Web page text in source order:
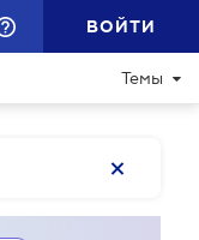
ВОЙТИ
Темы